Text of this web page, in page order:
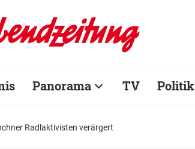
Panorama TV Politik
Radlaktivisten verärgert